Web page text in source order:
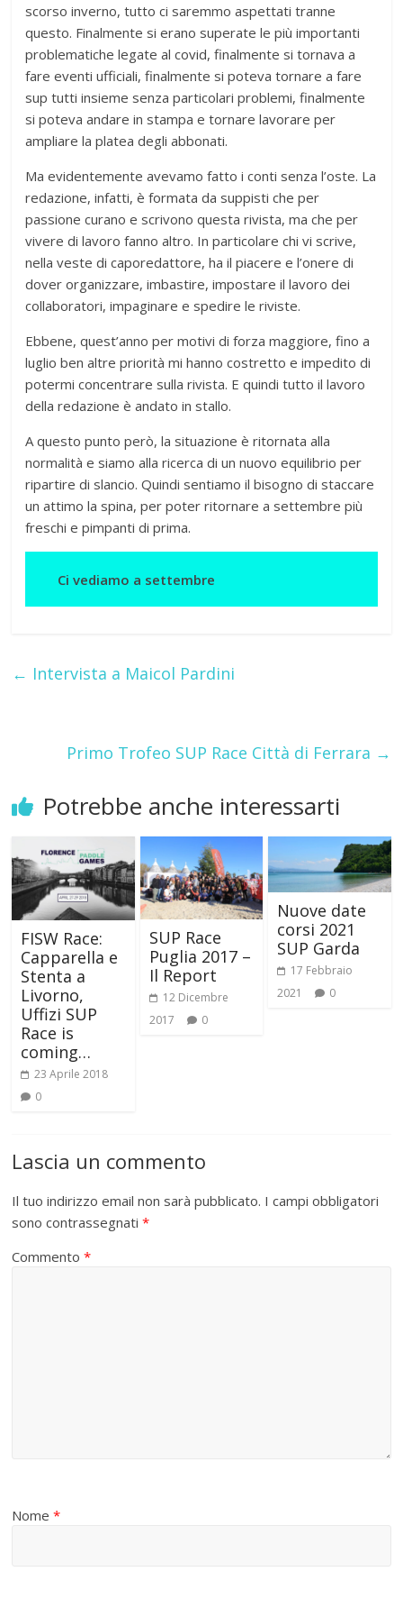
scorso inverno, tutto ci saremmo aspettati tranne
questo. Finalmente si erano superate le più importanti
problematiche legate al covid, finalmente si tornava a
fare eventi ufficiali, finalmente si poteva tornare a fare
sup tutti insieme senza particolari problemi, finalmente
si poteva andare in stampa e tornare lavorare per
ampliare la platea degli abbonati.
Ma evidentemente avevamo fatto i conti senza l’oste. La
redazione, infatti, è formata da suppisti che per
passione curano e scrivono questa rivista, ma che per
vivere di lavoro fanno altro. In particolare chi vi scrive,
nella veste di caporedattore, ha il piacere e l’onere di
dover organizzare, imbastire, impostare il lavoro dei
collaboratori, impaginare e spedire le riviste.
Ebbene, quest’anno per motivi di forza maggiore, fino a
luglio ben altre priorità mi hanno costretto e impedito di
potermi concentrare sulla rivista. E quindi tutto il lavoro
della redazione è andato in stallo.
A questo punto però, la situazione è ritornata alla
normalità e siamo alla ricerca di un nuovo equilibrio per
ripartire di slancio. Quindi sentiamo il bisogno di staccare
un attimo la spina, per poter ritornare a settembre più
freschi e pimpanti di prima.
Ci vediamo a settembre
← Intervista a Maicol Pardini
Primo Trofeo SUP Race Città di Ferrara →
Potrebbe anche interessarti
FISW Race:
Capparella e
Stenta a
Livorno,
Uffizi SUP
Race is
coming…
23 Aprile 2018
0
SUP Race
Puglia 2017 –
Il Report
12 Dicembre
2017
0
Nuove date
corsi 2021
SUP Garda
17 Febbraio
2021
0
Lascia un commento
Il tuo indirizzo email non sarà pubblicato. I campi obbligatori
sono contrassegnati*
Commento*
Nome*